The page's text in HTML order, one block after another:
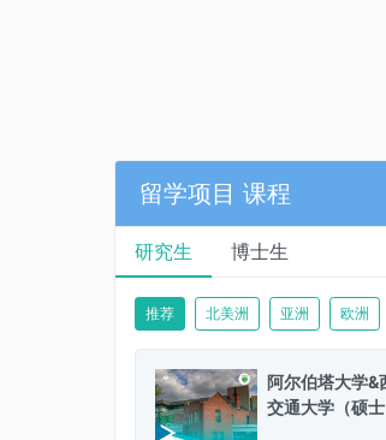
留学项目 课程
研究生 博士生
推荐 北美洲 亚洲 欧洲
阿尔伯塔大学&
交通大学（硕士